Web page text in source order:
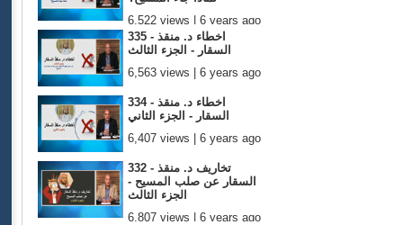
6,522 views | 6 years ago
335 - اخطاء د. منقذ
السقار - الجزء الثالث
6,563 views | 6 years ago
334 - اخطاء د. منقذ
السقار - الجزء الثاني
6,407 views | 6 years ago
332 - تخاريف د. منقذ
السقار عن صلب المسيح -
الجزء الثالث
6,807 views | 6 years ago